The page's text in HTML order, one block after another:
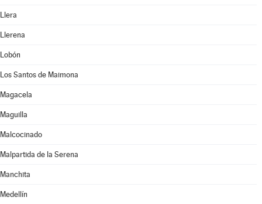
Llera
Llerena
Lobón
Los Santos de Maimona
Magacela
Maguilla
Malcocinado
Malpartida de la Serena
Manchita
Medellín